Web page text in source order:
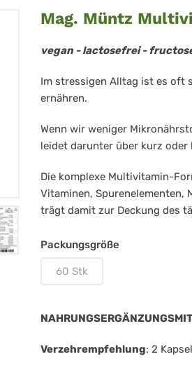
Mag.
Müntz
Multivitamin
A-
Z
Mag. Müntz
vegan - lactosefrei -
Im stressigen Alltag ist es oft
ernähren.
Wenn wir weniger
leidet darunter über kurz
Die komplexe Multivitamin-
Vitaminen, Spurenelementen,
trägt damit zur Deckung des
Packungsgröße
60 Stk
Verzehrempfehlung: 2